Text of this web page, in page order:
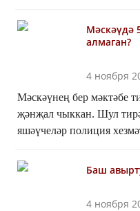
автомобиленең техник
Мәскәүдә
алмаган?
4 ноября
Мәскәүнең бер мәктәбе
җәнҗал чыккан. Шул
яшәүчеләр полиция
Баш
4 ноября